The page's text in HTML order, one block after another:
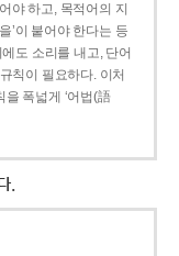
야 하고, 목적어의 지
’이 붙어야 한다는 등
도 소리를 내고, 단어
칙이 필요하다. 이처
폭넓게 ‘어법(語
.